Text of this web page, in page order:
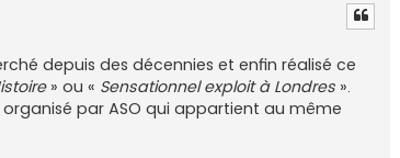
depuis des décennies et enfin réalisé ce
» ou « Sensationnel exploit à Londres ».
par ASO qui appartient au même